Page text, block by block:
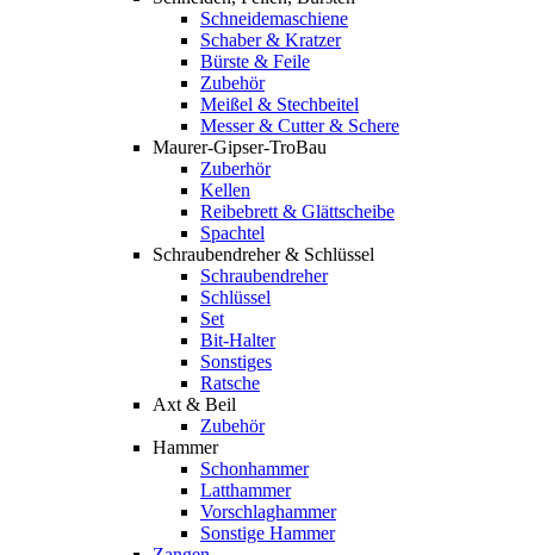
Schneidemaschiene
Schaber & Kratzer
Bürste & Feile
Zubehör
Meißel & Stechbeitel
Messer & Cutter & Schere
Maurer-Gipser-TroBau
Zuberhör
Kellen
Reibebrett & Glättscheibe
Spachtel
Schraubendreher & Schlüssel
Schraubendreher
Schlüssel
Set
Bit-Halter
Sonstiges
Ratsche
Axt & Beil
Zubehör
Hammer
Schonhammer
Latthammer
Vorschlaghammer
Sonstige Hammer